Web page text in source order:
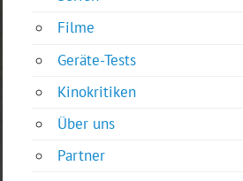
Filme
Geräte-Tests
Kinokritiken
Über uns
Partner